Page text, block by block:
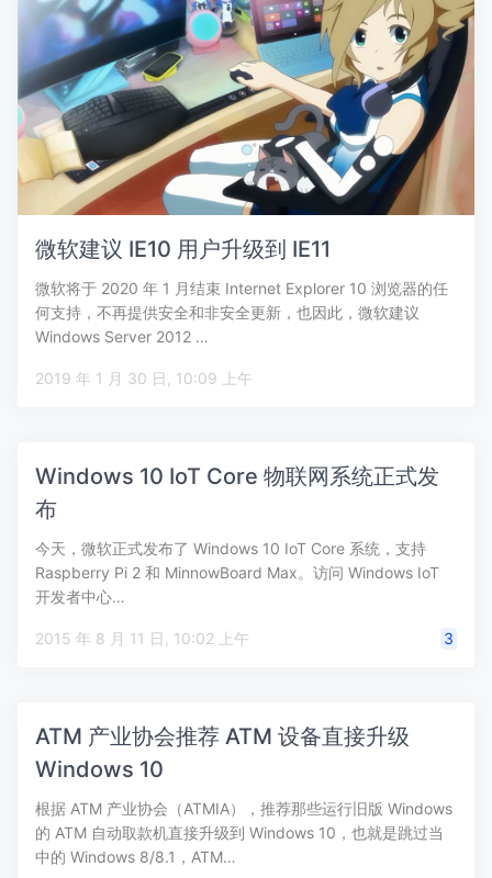
微软建议 IE10 用户升级到 IE11
微软将于 2020 年 1 月结束 Internet Explorer 10 浏览器的任
何支持，不再提供安全和非安全更新，也因此，微软建议
Windows Server 2012 …
2019 年 1 月 30 日, 10:09 上午
Windows 10 IoT Core 物联网系统正式发
布
今天，微软正式发布了 Windows 10 IoT Core 系统，支持
Raspberry Pi 2 和 MinnowBoard Max。访问 Windows IoT
开发者中心…
2015 年 8 月 11 日, 10:02 上午 3
ATM 产业协会推荐 ATM 设备直接升级
Windows 10
根据 ATM 产业协会（ATMIA），推荐那些运行旧版 Windows
的 ATM 自动取款机直接升级到 Windows 10，也就是跳过当
中的 Windows 8/8.1，ATM…